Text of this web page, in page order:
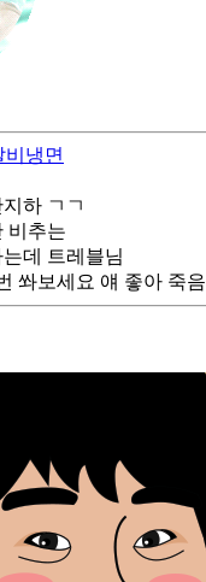
비냉면
하 ㄱㄱ
비추는
데 트레블님
쏴보세요 얘 좋아 죽음